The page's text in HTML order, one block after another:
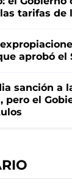
tarifas de
aprobó el
sanción a
pero el